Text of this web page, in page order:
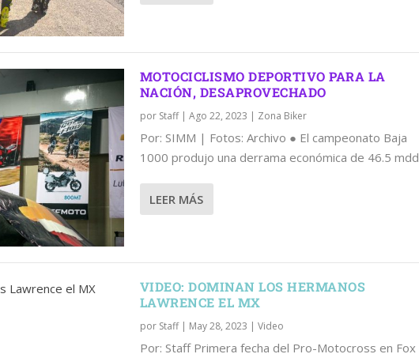
MOTOCICLISMO DEPORTIVO PARA LA
NACIÓN, DESAPROVECHADO
por Staff| Ago 22, 2023 | Zona Biker
Por: SIMM | Fotos: Archivo ● El campeonato Baja
1000 produjo una derrama económica de 46.5
LEER MÁS
VIDEO: DOMINAN LOS HERMANOS
LAWRENCE EL MX
por Staff| May 28, 2023 | Video
Por: Staff Primera fecha del Pro-Motocross en Fox